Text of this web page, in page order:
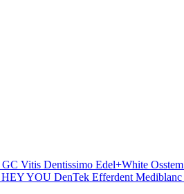
GC Vitis Dentissimo Edel+White Osstem
HEY YOU DenTek Efferdent Mediblanc